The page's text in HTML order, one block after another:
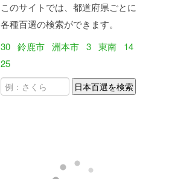
このサイトでは、都道府県ごとに
各種百選の検索ができます。
30 鈴鹿市 洲本市 3 東南
14
25